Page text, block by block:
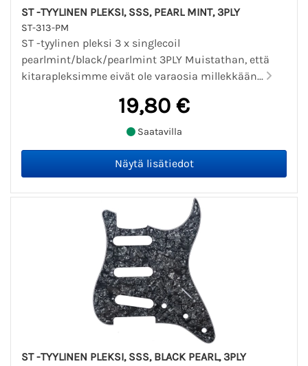
ST -TYYLINEN PLEKSI, SSS, PEARL MINT, 3PLY
ST-313-PM
ST -tyylinen pleksi 3 x singlecoil
pearlmint/black/pearlmint 3PLY Muistathan, että
kitarapleksimme eivät ole varaosia millekkään...
19,80 €
Saatavilla
ST -TYYLINEN PLEKSI, SSS, BLACK PEARL, 3PLY